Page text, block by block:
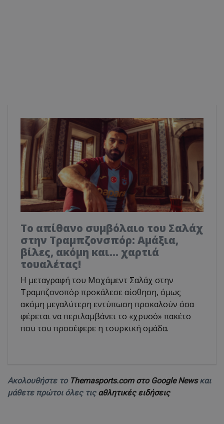
Το απίθανο συμβόλαιο του Σαλάχ
στην Τραμπζονσπόρ: Αμάξια,
βίλες, ακόμη και... χαρτιά
τουαλέτας!
Η μεταγραφή του Μοχάμεντ Σαλάχ στην
Τραμπζονσπόρ προκάλεσε αίσθηση, όμως
ακόμη μεγαλύτερη εντύπωση προκαλούν όσα
φέρεται να περιλαμβάνει το «χρυσό» πακέτο
που του προσέφερε η τουρκική ομάδα.
Ακολουθήστε το Themasports.com στο Google Newsκαι
μάθετε πρώτοι όλες τις αθλητικές ειδήσεις